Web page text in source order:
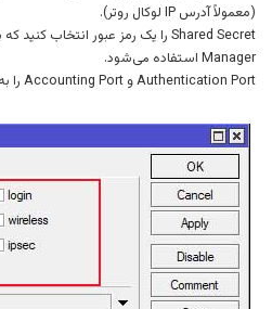
(معمولاً آدرس IP لوکال روتر).
Manager استفاده می‌شود.
Authentication Port و Accounting Port را به ترتیب 1812 و 1813 بگذارید.